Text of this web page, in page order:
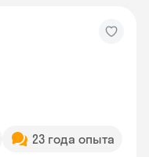
23 года опыта